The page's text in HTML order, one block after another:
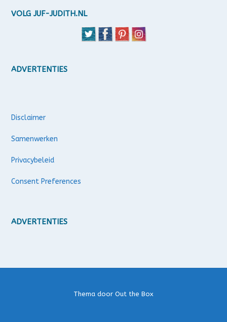
VOLG JUF-JUDITH.NL
ADVERTENTIES
Disclaimer
Samenwerken
Privacybeleid
Consent Preferences
ADVERTENTIES
Thema door Out the Box